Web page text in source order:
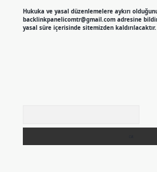
Hukuka ve yasal düzenlemelere aykırı
backlinkpanelicomtr@gmail.comadresine
yasal süre içerisinde sitemizden kaldırılacaktır.